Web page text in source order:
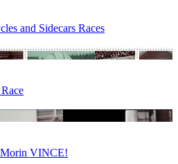
and Sidecars Races
VINCE!